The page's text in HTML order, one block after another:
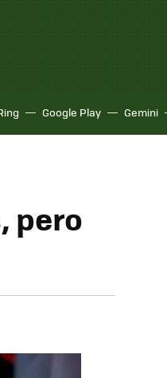
Google Play Gemini
pero